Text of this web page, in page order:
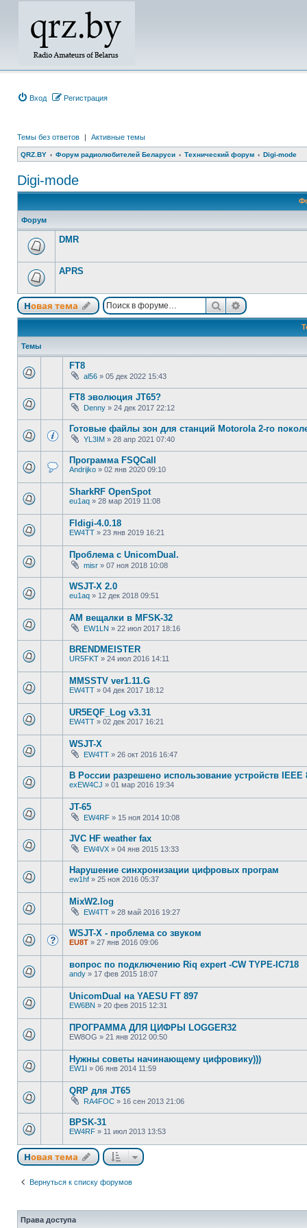
Вход Регистрация
Темы без ответов | Активные темы
QRZ.BY Форум радиолюбителей Беларуси Технический форум Digi-mode
Digi-mode
Форум
DMR
APRS
Новая тема ПоискРасширенный
Темы
FT8
al56 » 05 дек 2022 15:43
FT8 эволюция JT65?
Denny » 24 дек 2017 22:12
Готовые файлы зон для станций Motorola 2-го
YL3IM » 28 апр 2021 07:40
Программа FSQCall
Andrijko » 02 янв 2020 09:10
SharkRF OpenSpot
eu1aq » 28 мар 2019 11:08
Fldigi-4.0.18
EW4TT » 23 янв 2019 16:21
Проблема с UnicomDual.
misr » 07 ноя 2018 10:08
WSJT-X 2.0
eu1aq » 12 дек 2018 09:51
АМ вещалки в MFSK-32
EW1LN » 22 июл 2017 18:16
BRENDMEISTER
UR5FKT » 24 июл 2016 14:11
MMSSTV ver1.11.G
EW4TT » 04 дек 2017 18:12
UR5EQF_Log v3.31
EW4TT » 02 дек 2017 16:21
WSJT-X
EW4TT » 26 окт 2016 16:47
В России разрешено использование устройств IEEE
exEW4CJ » 01 мар 2016 19:34
JT-65
EW4RF » 15 ноя 2014 10:08
JVC HF weather fax
EW4VX » 04 янв 2015 13:33
Нарушение синхронизации цифровых програм
ew1hf » 25 ноя 2016 05:37
MixW2.log
EW4TT » 28 май 2016 19:27
WSJT-X - проблема со звуком
EU8T » 27 янв 2016 09:06
вопрос по подключению Riq expert -CW TYPE-IC718
andy » 17 фев 2015 18:07
UnicomDual на YAESU FT 897
EW6BN » 20 фев 2015 12:31
ПРОГРАММА ДЛЯ ЦИФРЫ LOGGER32
EW8OG » 21 янв 2012 00:50
Нужны советы начинающему цифровику)))
EW1I » 06 янв 2014 11:59
QRP для JT65
RA4FOC » 16 сен 2013 21:06
BPSK-31
EW4RF » 11 июл 2013 13:53
Новая тема
Вернуться к списку форумов
Права доступа